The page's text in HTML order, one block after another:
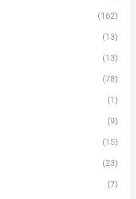
(162)
(13)
(13)
(78)
(1)
(9)
(15)
(23)
(7)